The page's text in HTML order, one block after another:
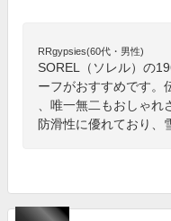
RRgypsies(60代・男性)
SOREL（ソレル）の
ーフがおすすめです。
、唯一無二もおしゃ
防滑性に優れており、